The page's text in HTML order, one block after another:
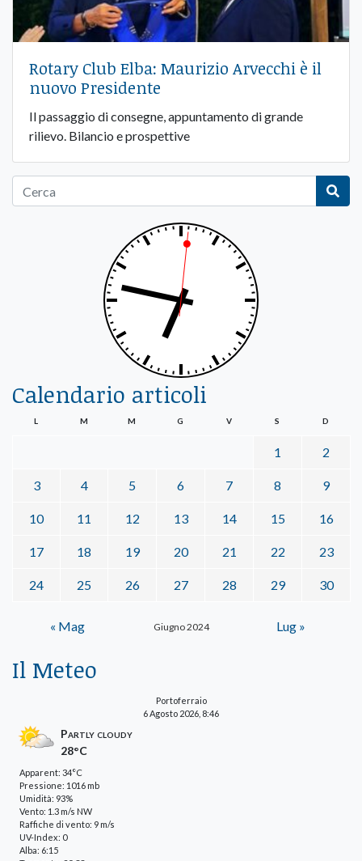
Rotary Club Elba: Maurizio Arvecchi è il
nuovo Presidente
Il passaggio di consegne, appuntamento di grande
rilievo. Bilancio e prospettive
Calendario articoli
Giugno 2024
L M M G V S D
1 2
3 4 5 6 7 8 9
10 11 12 13 14 15 16
17 18 19 20 21 22 23
24 25 26 27 28 29 30
« Mag Lug »
Il Meteo
Portoferraio
6 Agosto 2026, 8:46
Partly cloudy
28°C
Apparent: 34°C
Pressione: 1016 mb
Umidità: 93%
Vento: 1.3 m/s NW
Raffiche di vento: 9 m/s
UV-Index: 0
Alba: 6:15